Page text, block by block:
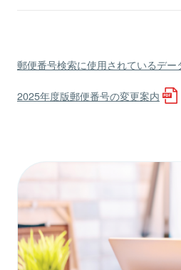
郵便番号検索に使用されているデー
2025年度版郵便番号の変更案内